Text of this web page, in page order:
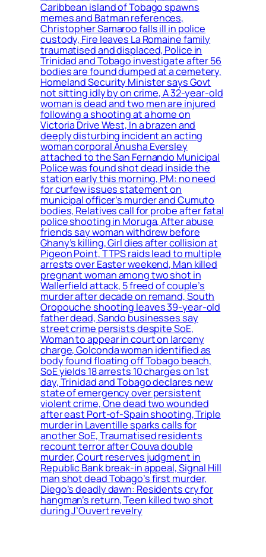
Caribbean island of Tobago spawns
memes and Batman references,
Christopher Samaroo falls ill in police
custody, Fire leaves La Romaine family
traumatised and displaced, Police in
Trinidad and Tobago investigate after 56
bodies are found dumped at a cemetery,
Homeland Security Minister says Govt
not sitting idly by on crime, A 32-year-old
woman is dead and two men are injured
following a shooting at a home on
Victoria Drive West, In a brazen and
deeply disturbing incident an acting
woman corporal Anusha Eversley
attached to the San Fernando Municipal
Police was found shot dead inside the
station early this morning, PM: no need
for curfew issues statement on
municipal officer’s murder and Cumuto
bodies, Relatives call for probe after fatal
police shooting in Moruga, After abuse
friends say woman withdrew before
Ghany’s killing, Girl dies after collision at
Pigeon Point, TTPS raids lead to multiple
arrests over Easter weekend, Man killed
pregnant woman among two shot in
Wallerfield attack, 5 freed of couple’s
murder after decade on remand, South
Oropouche shooting leaves 39-year-old
father dead, Sando businesses say
street crime persists despite SoE,
Woman to appear in court on larceny
charge, Golconda woman identified as
body found floating off Tobago beach,
SoE yields 18 arrests 10 charges on 1st
day, Trinidad and Tobago declares new
state of emergency over persistent
violent crime, One dead two wounded
after east Port-of-Spain shooting, Triple
murder in Laventille sparks calls for
another SoE, Traumatised residents
recount terror after Couva double
murder, Court reserves judgment in
Republic Bank break-in appeal, Signal Hill
man shot dead Tobago’s first murder,
Diego’s deadly dawn: Residents cry for
hangman’s return, Teen killed two shot
during J’Ouvert revelry